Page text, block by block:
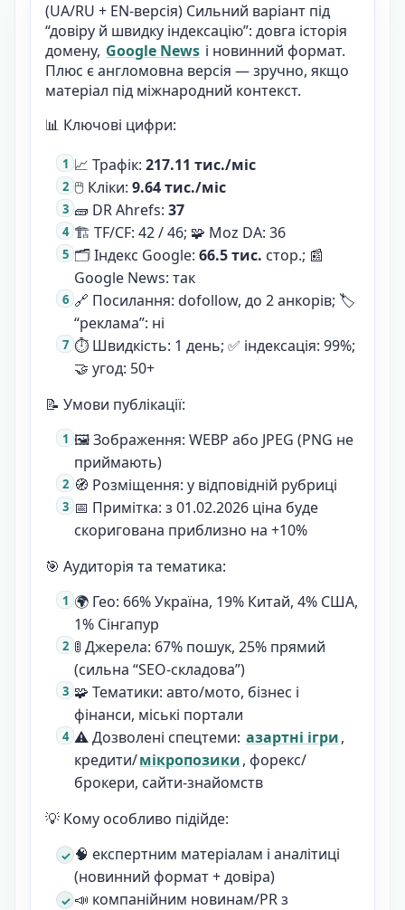
(UA/RU + EN-версія) Сильний варіант під
“довіру й швидку індексацію”: довга історія
домену, Google News і новинний формат.
Плюс є англомовна версія — зручно, якщо
матеріал під міжнародний контекст.
📊 Ключові цифри:
📈 Трафік: 217.11 тис./міс
🖱️ Кліки: 9.64 тис./міс
🧱 DR Ahrefs: 37
🏗️ TF/CF: 42 / 46; 🧩 Moz DA: 36
🗂️ Індекс Google: 66.5 тис. стор.; 📰
Google News: так
🔗 Посилання: dofollow, до 2 анкорів; 🏷️
“реклама”: ні
⏱️ Швидкість: 1 день; ✅ індексація: 99%;
🤝 угод: 50+
📝 Умови публікації:
🖼️ Зображення: WEBP або JPEG (PNG не
приймають)
🧭 Розміщення: у відповідній рубриці
📅 Примітка: з 01.02.2026 ціна буде
скоригована приблизно на +10%
🎯 Аудиторія та тематика:
🌍 Гео: 66% Україна, 19% Китай, 4% США,
1% Сінгапур
🚦 Джерела: 67% пошук, 25% прямий
(сильна “SEO-складова”)
🧩 Тематики: авто/мото, бізнес і
фінанси, міські портали
⚠️ Дозволені спецтеми: азартні ігри,
кредити/мікропозики, форекс/
брокери, сайти-знайомств
💡 Кому особливо підійде:
🧠 експертним матеріалам і аналітиці
(новинний формат + довіра)
📣 компанійним новинам/PR з